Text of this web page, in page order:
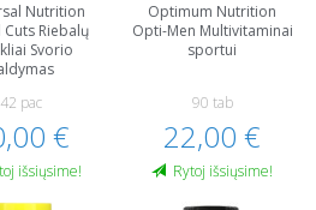
Nutrition
Riebalų
Svorio
42 pac
€
išsiųsime!
Optimum Nutrition
Opti-Men Multivitaminai
sportui
90 tab
22,00 €
Rytoj išsiųsime!